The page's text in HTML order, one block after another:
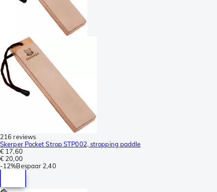
216 reviews
Skerper Pocket Strop STP002, stropping paddle
€ 17,60
€ 20,00
-12%Bespaar 2,40